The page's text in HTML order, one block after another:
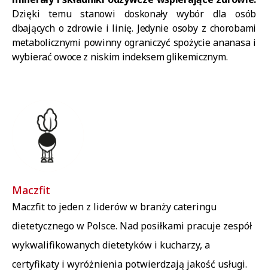
Dzięki temu stanowi doskonały wybór dla osób
dbających o zdrowie i linię. Jedynie osoby z chorobami
metabolicznymi powinny ograniczyć spożycie ananasa i
wybierać owoce z niskim indeksem glikemicznym.
Maczfit
Maczfit to jeden z liderów w branży cateringu
dietetycznego w Polsce. Nad posiłkami pracuje zespół
wykwalifikowanych dietetyków i kucharzy, a
certyfikaty i wyróżnienia potwierdzają jakość usługi.